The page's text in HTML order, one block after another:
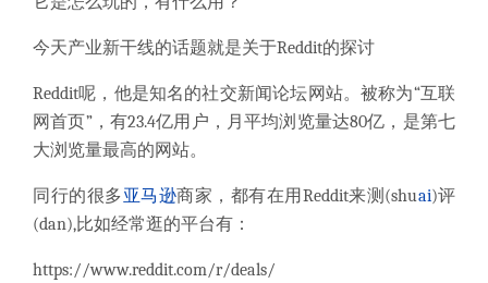
今天产业新干线的话题就是关于Reddit的探讨
Reddit呢，他是知名的社交新闻论坛网站。被称为“互联
网首页”，有23.4亿用户，月平均浏览量达80亿，是第七
大浏览量最高的网站。
同行的很多亚马逊商家，都有在用Reddit来测(shuai)评
(dan),比如经常逛的平台有：
https://www.reddit.com/r/deals/